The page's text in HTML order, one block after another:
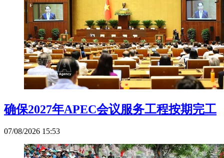
确保2027年APEC会议服务工程按期完工
07/08/2026 15:53